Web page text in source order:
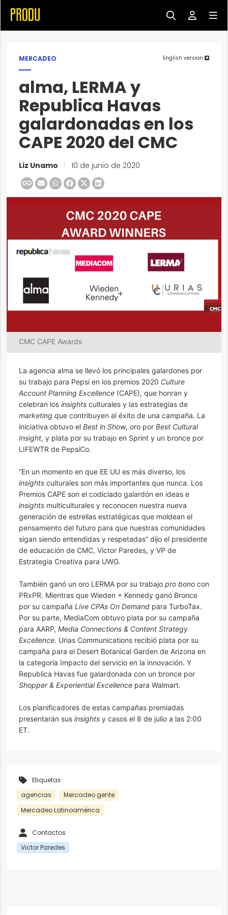
MERCADEO English version
alma, LERMA y
Republica Havas
galardonadas en los
CAPE 2020 del CMC
Liz Unamo 10 de junio de 2020
CMC CAPE Awards
La agencia alma se llevó los principales galardones por
su trabajo para Pepsi en los premios 2020 Culture
Account Planning Excellence (CAPE), que honran y
celebran los insights culturales y las estrategias de
marketing que contribuyen al éxito de una campaña. La
iniciativa obtuvo el Best in Show, oro por Best Cultural
Insight, y plata por su trabajo en Sprint y un bronce por
LIFEWTR de PepsiCo.
“En un momento en que EE UU es más diverso, los
insights culturales son más importantes que nunca. Los
Premios CAPE son el codiciado galardón en ideas e
insights multiculturales y reconocen nuestra nueva
generación de estrellas estratégicas que moldean el
pensamiento del futuro para que nuestras comunidades
sigan siendo entendidas y respetadas” dijo el presidente
de educación de CMC, Víctor Paredes, y VP de
Estrategia Creativa para UWG.
También ganó un oro LERMA por su trabajo pro bono con
PRxPR. Mientras que Wieden + Kennedy ganó Bronce
por su campaña Live CPAs On Demand para TurboTax.
Por su parte, MediaCom obtuvo plata por su campaña
para AARP, Media Connections & Content Strategy
Excellence. Urias Communications recibió plata por su
campaña para el Desert Botanical Garden de Arizona en
la categoría Impacto del servicio en la innovación. Y
Republica Havas fue galardonada con un bronce por
Shopper & Experiential Excellence para Walmart.
Los planificadores de estas campañas premiadas
presentarán sus insights y casos el 8 de julio a las 2:00
ET.
Etiquetas
agencias
Mercadeo gente
Mercadeo Latinoamérica
Contactos
Victor Paredes